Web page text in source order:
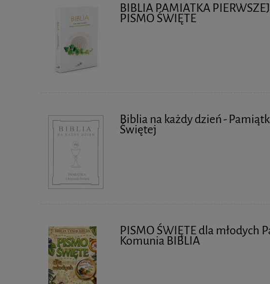
BIBLIA PAMIATKA
PISMO ŚWIĘTE
Biblia na każdy dzień -
Świętej
PISMO ŚWIĘTE dla młodych
Komunia BIBLIA